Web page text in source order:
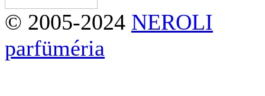
© 2005-2024 NEROLI
parfüméria